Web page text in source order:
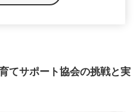
てサポート協会の挑戦と実